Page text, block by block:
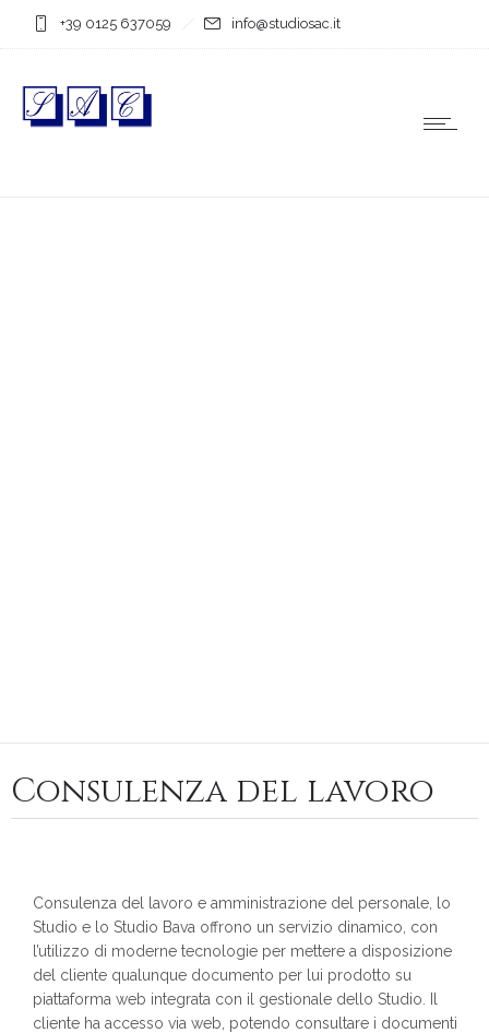
+39 0125 637059 info@studiosac.it
Consulenza del lavoro
Consulenza del lavoro e amministrazione del personale, lo
Studio e lo Studio Bava offrono un servizio dinamico, con
l’utilizzo di moderne tecnologie per mettere a disposizione
del cliente qualunque documento per lui prodotto su
piattaforma web integrata con il gestionale dello Studio. Il
cliente ha accesso via web, potendo consultare i documenti